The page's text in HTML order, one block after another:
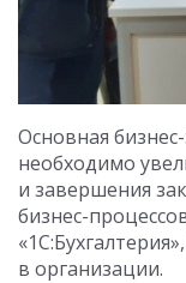
Основная
необходимо
и завершения
бизнес-
в организации.